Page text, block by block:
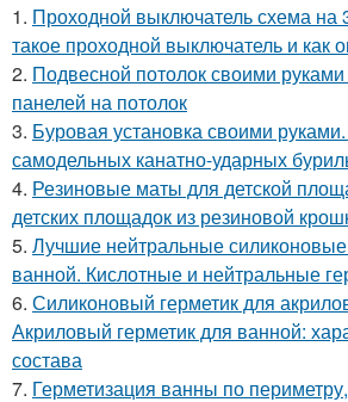
1. Проходной выключатель схема на
такое проходной выключатель и как
2. Подвесной потолок своими
панелей на потолок
3. Буровая установка своими
самодельных канатно-ударных
4. Резиновые маты для детской
детских площадок из резиновой
5. Лучшие нейтральные силиконовые
ванной. Кислотные и нейтральные
6. Силиконовый герметик для
Акриловый герметик для ванной:
состава
7. Герметизация ванны по